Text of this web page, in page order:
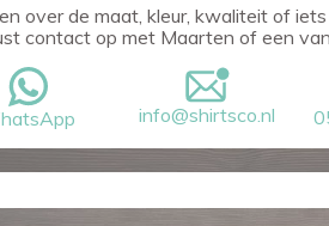
over de maat, kleur, kwaliteit of
contact op met Maarten of een van
info@shirtsco.nl